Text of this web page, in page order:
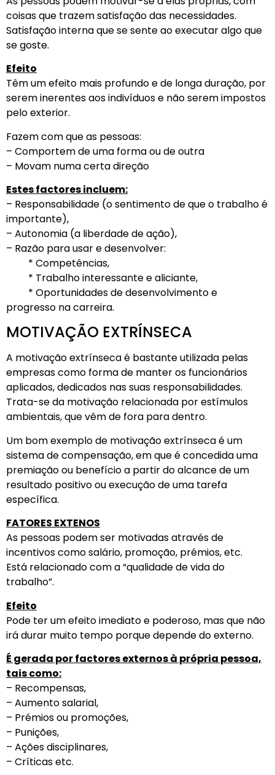
coisas que trazem satisfação das necessidades.
Satisfação interna que se sente ao executar algo que
se goste.
Efeito
Têm um efeito mais profundo e de longa duração, por
serem inerentes aos indivíduos e não serem impostos
pelo exterior.
Fazem com que as pessoas:
– Comportem de uma forma ou de outra
– Movam numa certa direção
Estes factores incluem:
– Responsabilidade (o sentimento de que o trabalho é
importante),
– Autonomia (a liberdade de ação),
– Razão para usar e desenvolver:
* Competências,
* Trabalho interessante e aliciante,
* Oportunidades de desenvolvimento e
progresso na carreira.
MOTIVAÇÃO EXTRÍNSECA
A motivação extrínseca é bastante utilizada pelas
empresas como forma de manter os funcionários
aplicados, dedicados nas suas responsabilidades.
Trata-se da motivação relacionada por estímulos
ambientais, que vêm de fora para dentro.
Um bom exemplo de motivação extrínseca é um
sistema de compensação, em que é concedida uma
premiação ou benefício a partir do alcance de um
resultado positivo ou execução de uma tarefa
específica.
FATORES EXTENOS
As pessoas podem ser motivadas através de
incentivos como salário, promoção, prémios, etc.
Está relacionado com a “qualidade de vida do
trabalho”.
Efeito
Pode ter um efeito imediato e poderoso, mas que não
irá durar muito tempo porque depende do externo.
É gerada por factores externos à própria pessoa,
tais como:
– Recompensas,
– Aumento salarial,
– Prémios ou promoções,
– Punições,
– Ações disciplinares,
– Críticas etc.